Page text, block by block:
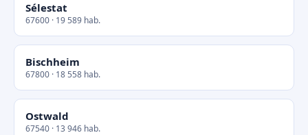
Sélestat
67600 · 19 589 hab.
Bischheim
67800 · 18 558 hab.
Ostwald
67540 · 13 946 hab.